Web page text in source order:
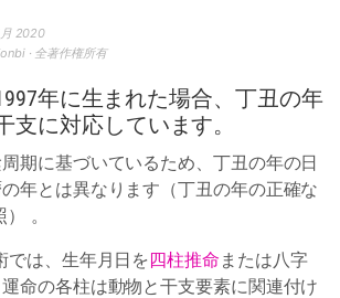
2020
· 全著作権所有
年に生まれた場合、丁丑の年
支に対応しています。
期に基づいているため、丁丑の年の日
年とは異なります（丁丑の年の正確な
。
では、生年月日を 四柱推命 または八字
命の各柱は動物と干支要素に関連付け